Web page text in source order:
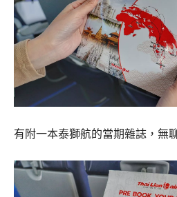
有附一本泰獅航的當期雜誌，無